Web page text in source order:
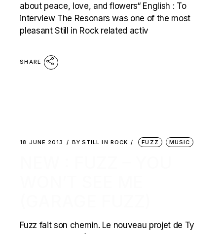
about peace, love, and flowers“ English : To
interview The Resonars was one of the most
pleasant Still in Rock related activ
SHARE
18 JUNE 2013 BY STILL IN ROCK FUZZ MUSIC
Fuzz fait son chemin. Le nouveau projet de Ty